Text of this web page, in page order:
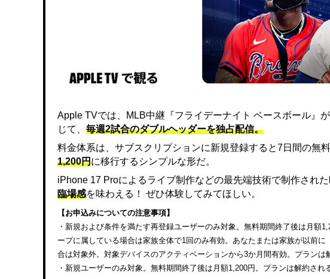
Apple TVでは、MLB中継『フライデーナイト ベースボール』
じて、 毎週2試合のダブルヘッダーを独占配信。
料金体系は、サブスクリプションに新規登録すると7日間の無
1,200円に移行するシンプルな形だ。
iPhone 17 Proによるライブ制作などの最先端技術で制作された
臨場感を味わえる！ ぜひ体験してみてほしい。
【お申込みについての注意事項】
・新規および条件を満たす再登録ユーザーのみ対象。無料期間終了後は月額
ープに属している場合は家族全体で1回のみ有効。あなたまたは家族が以前
合は対象外。対象デバイスのアクティベーションから3か月間有効。プラン
・新規ユーザーのみ対象。無料期間終了後は月額1,200円。プランは解約され